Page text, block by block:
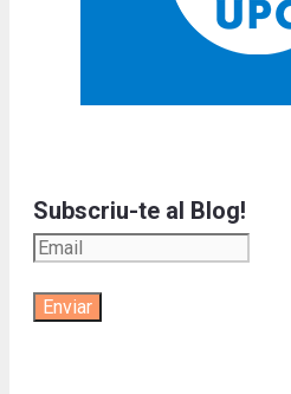
Subscriu-te al Blog!